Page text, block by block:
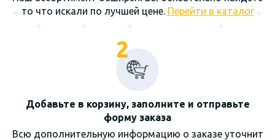
то что искали по лучшей цене. Перейти в каталог
2
Добавьте в корзину, заполните и отправьте
форму заказа
Всю дополнительную информацию о заказе уточнит